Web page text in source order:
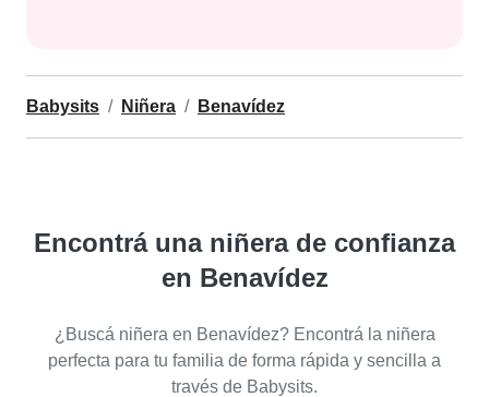
Babysits Niñera Benavídez
Encontrá una niñera de confianza
en Benavídez
¿Buscá niñera en Benavídez? Encontrá la niñera
perfecta para tu familia de forma rápida y sencilla a
través de Babysits.